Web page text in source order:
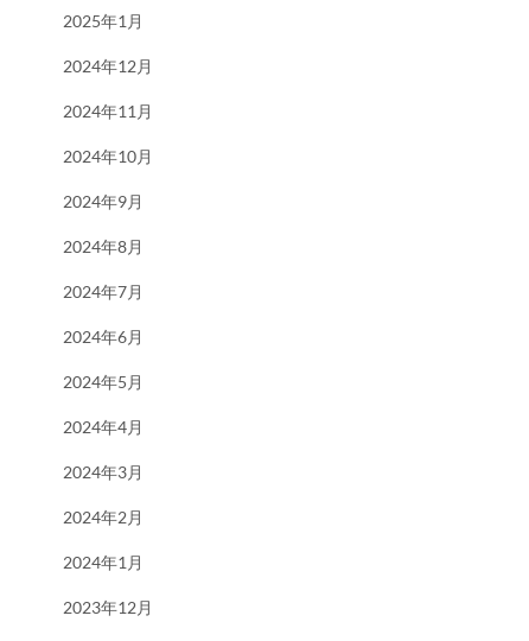
2025年1月
2024年12月
2024年11月
2024年10月
2024年9月
2024年8月
2024年7月
2024年6月
2024年5月
2024年4月
2024年3月
2024年2月
2024年1月
2023年12月